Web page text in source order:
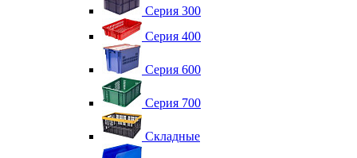
Серия 300
Серия 400
Серия 600
Серия 700
Складные